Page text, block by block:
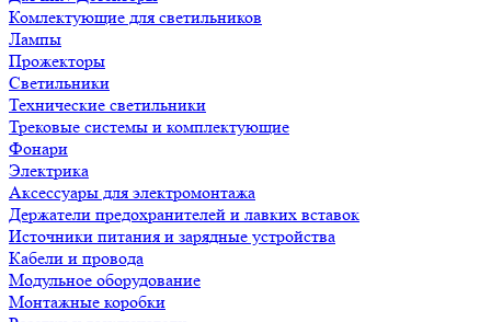
Комлектующие для светильников
Лампы
Прожекторы
Светильники
Технические светильники
Трековые системы и комплектующие
Фонари
Электрика
Аксессуары для электромонтажа
Держатели предохранителей и лавких вставок
Источники питания и зарядные устройства
Кабели и провода
Модульное оборудование
Монтажные коробки